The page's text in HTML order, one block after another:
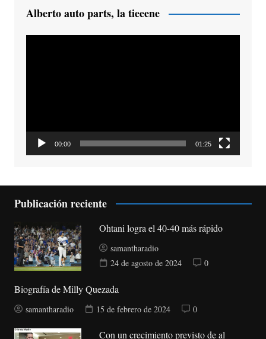
Alberto auto parts, la tieeene
00:00 01:25
Publicación reciente
Ohtani logra el 40-40 más rápido
samantharadio
24 de agosto de 2024
0
Biografía de Milly Quezada
samantharadio 15 de febrero de 2024 0
Con un crecimiento previsto de al